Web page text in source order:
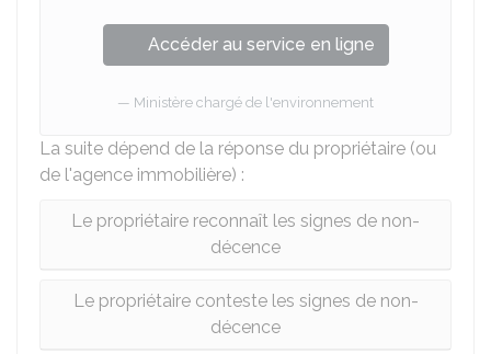
Accéder au service en ligne
Ministère chargé de l'environnement
La suite dépend de la réponse du propriétaire (ou
de l'agence immobilière) :
Le propriétaire reconnaît les signes de non-
décence
Le propriétaire conteste les signes de non-
décence